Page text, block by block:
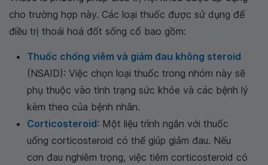
cho trường hợp này. Các loại thuốc được sử dụng để
điều trị thoái hoá đốt sống cổ bao gồm:
Thuốc chống viêm và giảm đau không steroid
(NSAID): Việc chọn loại thuốc trong nhóm này sẽ
phụ thuộc vào tình trạng sức khỏe và các bệnh lý
kèm theo của bệnh nhân.
Corticosteroid: Một liệu trình ngắn với thuốc
uống corticosteroid có thể giúp giảm đau. Nếu
cơn đau nghiêm trọng, việc tiêm corticosteroid có